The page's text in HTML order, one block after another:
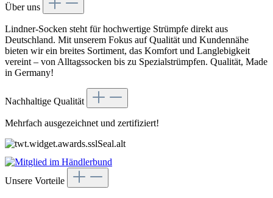
Über uns
Lindner-Socken steht für hochwertige Strümpfe direkt aus
Deutschland. Mit unserem Fokus auf Qualität und Kundennähe
bieten wir ein breites Sortiment, das Komfort und Langlebigkeit
vereint – von Alltagssocken bis zu Spezialstrümpfen. Qualität, Made
in Germany!
Nachhaltige Qualität
Mehrfach ausgezeichnet und zertifiziert!
Unsere Vorteile